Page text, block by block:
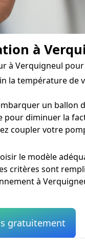
à
à Verquigneul
la température de
un ballon
pour diminuer la
coupler votre
le modèle
critères sont
à
gratuitement